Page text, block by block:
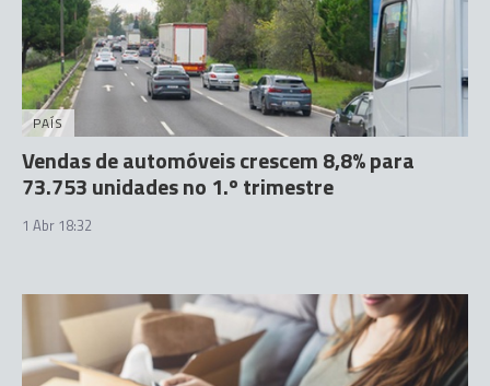
PAÍS
Vendas de automóveis crescem 8,8% para
73.753 unidades no 1.º trimestre
1 Abr 18:32